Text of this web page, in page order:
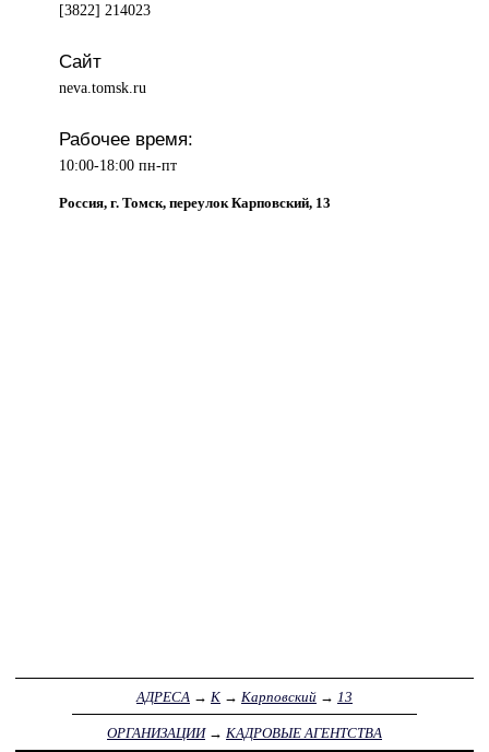
[3822] 214023
Сайт
neva.tomsk.ru
Рабочее время:
10:00-18:00 пн-пт
Россия, г. Томск, переулок Карповский, 13
АДРЕСА → К → Карповский → 13
ОРГАНИЗАЦИИ→ КАДРОВЫЕ АГЕНТСТВА